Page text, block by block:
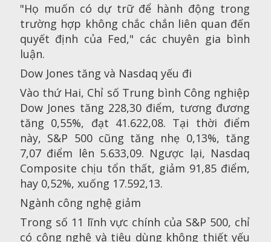
"Họ muốn có dự trữ để hành động trong
trường hợp không chắc chắn liên quan đến
quyết định của Fed," các chuyên gia bình
luận.
Dow Jones tăng và Nasdaq yếu đi
Vào thứ Hai, Chỉ số Trung bình Công nghiệp
Dow Jones tăng 228,30 điểm, tương đương
tăng 0,55%, đạt 41.622,08. Tại thời điểm
này, S&P 500 cũng tăng nhẹ 0,13%, tăng
7,07 điểm lên 5.633,09. Ngược lại, Nasdaq
Composite chịu tổn thất, giảm 91,85 điểm,
hay 0,52%, xuống 17.592,13.
Ngành công nghệ giảm
Trong số 11 lĩnh vực chính của S&P 500, chỉ
có công nghệ và tiêu dùng không thiết yếu